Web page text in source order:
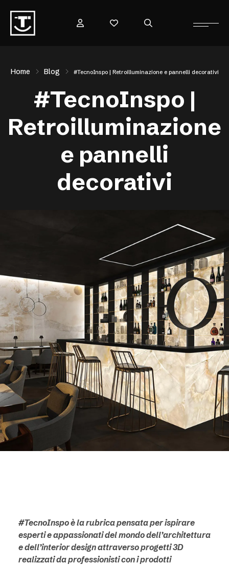
Home Blog #TecnoInspo | Retroilluminazione e pannelli decorativi
#TecnoInspo |
Retroilluminazione
e pannelli
decorativi
#TecnoInspo è la rubrica pensata per ispirare
esperti e appassionati del mondo dell’architettura
e dell’interior design attraverso progetti 3D
realizzati da professionisti con i prodotti